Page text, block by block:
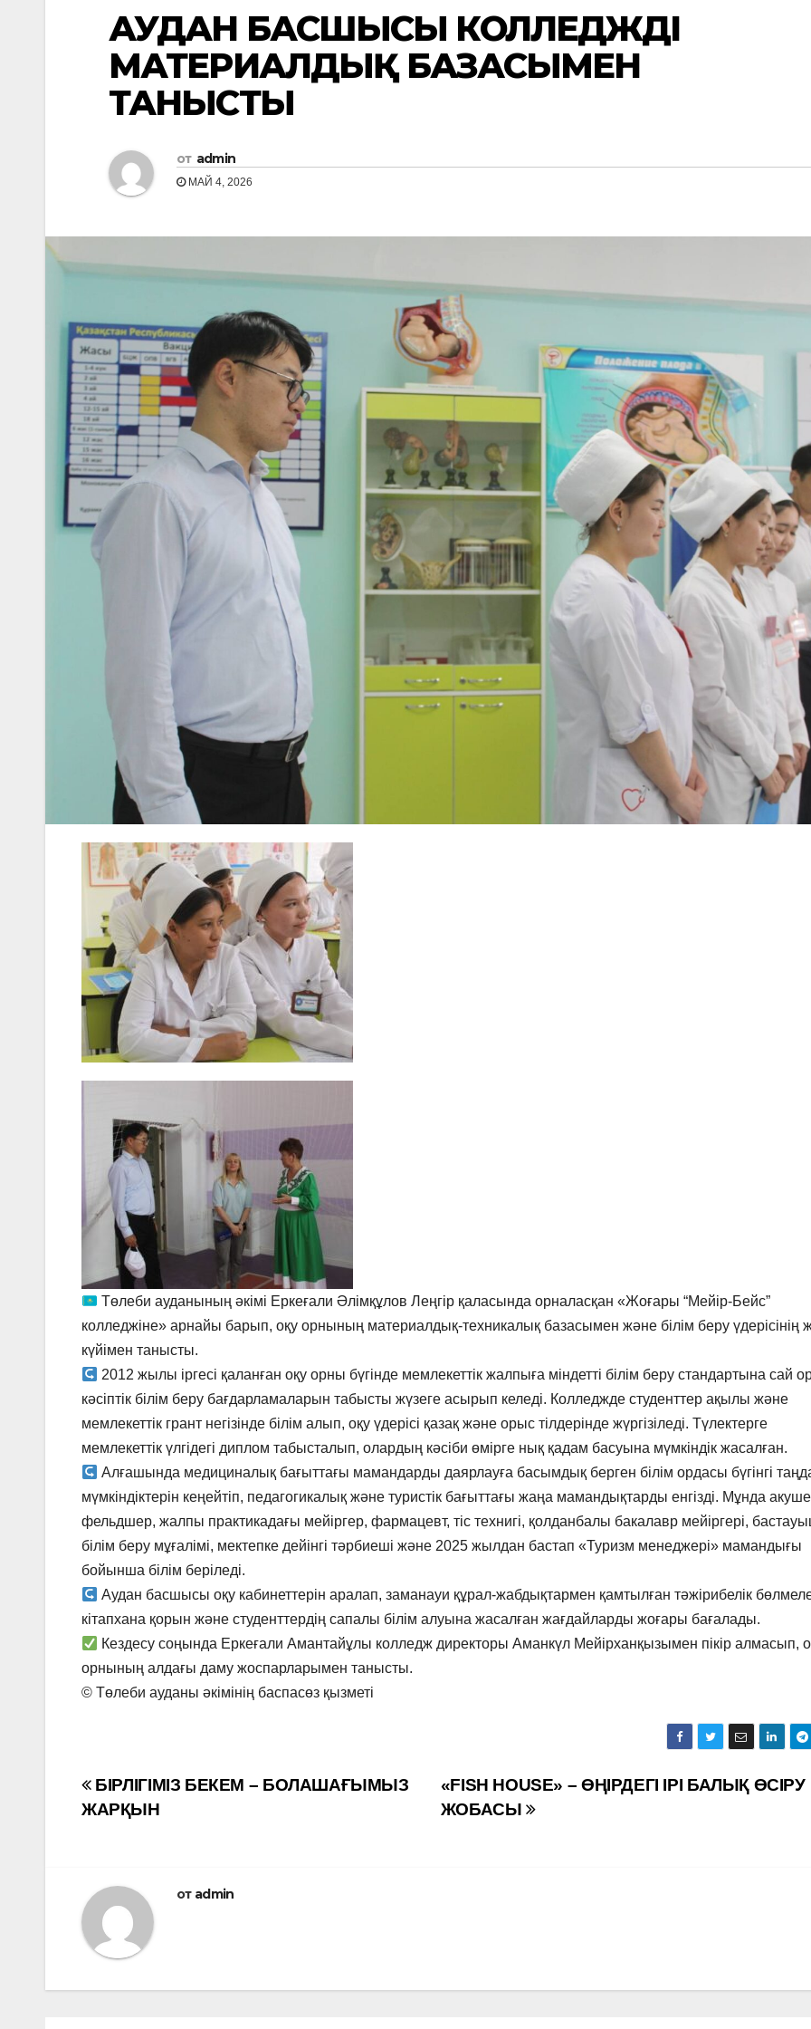
АУДАН БАСШЫСЫ КОЛЛЕДЖДІҢ
МАТЕРИАЛДЫҚ БАЗАСЫМЕН
ТАНЫСТЫ
от admin
МАЙ 4, 2026
Төлеби ауданының әкімі Еркеғали Әлімқұлов Леңгір қаласында орналасқан «Жоғары “Мейір-Бейс”
колледжіне» арнайы барып, оқу орнының материалдық-техникалық базасымен және білім беру үдерісінің
күйімен танысты.
2012 жылы іргесі қаланған оқу орны бүгінде мемлекеттік жалпыға міндетті білім беру стандартына сай
кәсіптік білім беру бағдарламаларын табысты жүзеге асырып келеді. Колледжде студенттер ақылы және
мемлекеттік грант негізінде білім алып, оқу үдерісі қазақ және орыс тілдерінде жүргізіледі. Түлектерге
мемлекеттік үлгідегі диплом табысталып, олардың кәсіби өмірге нық қадам басуына мүмкіндік жасалған.
Алғашында медициналық бағыттағы мамандарды даярлауға басымдық берген білім ордасы бүгінгі
мүмкіндіктерін кеңейтіп, педагогикалық және туристік бағыттағы жаңа мамандықтарды енгізді. Мұнда
фельдшер, жалпы практикадағы мейіргер, фармацевт, тіс технигі, қолданбалы бакалавр мейіргері,
білім беру мұғалімі, мектепке дейінгі тәрбиеші және 2025 жылдан бастап «Туризм менеджері» мамандығы
бойынша білім беріледі.
Аудан басшысы оқу кабинеттерін аралап, заманауи құрал-жабдықтармен қамтылған тәжірибелік
кітапхана қорын және студенттердің сапалы білім алуына жасалған жағдайларды жоғары бағалады.
Кездесу соңында Еркеғали Амантайұлы колледж директоры Аманкүл Мейірханқызымен пікір алмасып,
орнының алдағы даму жоспарларымен танысты.
©️ Төлеби ауданы әкімінің баспасөз қызметі
Навигация
«FISH HOUSE» – ӨҢІРДЕГІ ІРІ БАЛЫҚ ӨСІРУ
ЖОБАСЫ
БІРЛІГІМІЗ БЕКЕМ – БОЛАШАҒЫМЫЗ
ЖАРҚЫН
от admin